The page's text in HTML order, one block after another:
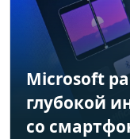
Microsoft
глубокой
со